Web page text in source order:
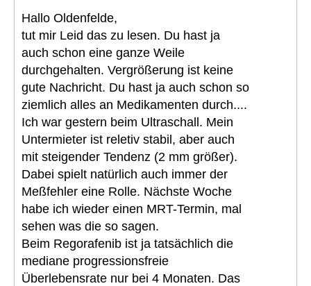
Hallo Oldenfelde,
tut mir Leid das zu lesen. Du hast ja
auch schon eine ganze Weile
durchgehalten. Vergrößerung ist keine
gute Nachricht. Du hast ja auch schon so
ziemlich alles an Medikamenten durch....
Ich war gestern beim Ultraschall. Mein
Untermieter ist reletiv stabil, aber auch
mit steigender Tendenz (2 mm größer).
Dabei spielt natürlich auch immer der
Meßfehler eine Rolle. Nächste Woche
habe ich wieder einen MRT-Termin, mal
sehen was die so sagen.
Beim Regorafenib ist ja tatsächlich die
mediane progressionsfreie
Überlebensrate nur bei 4 Monaten. Das